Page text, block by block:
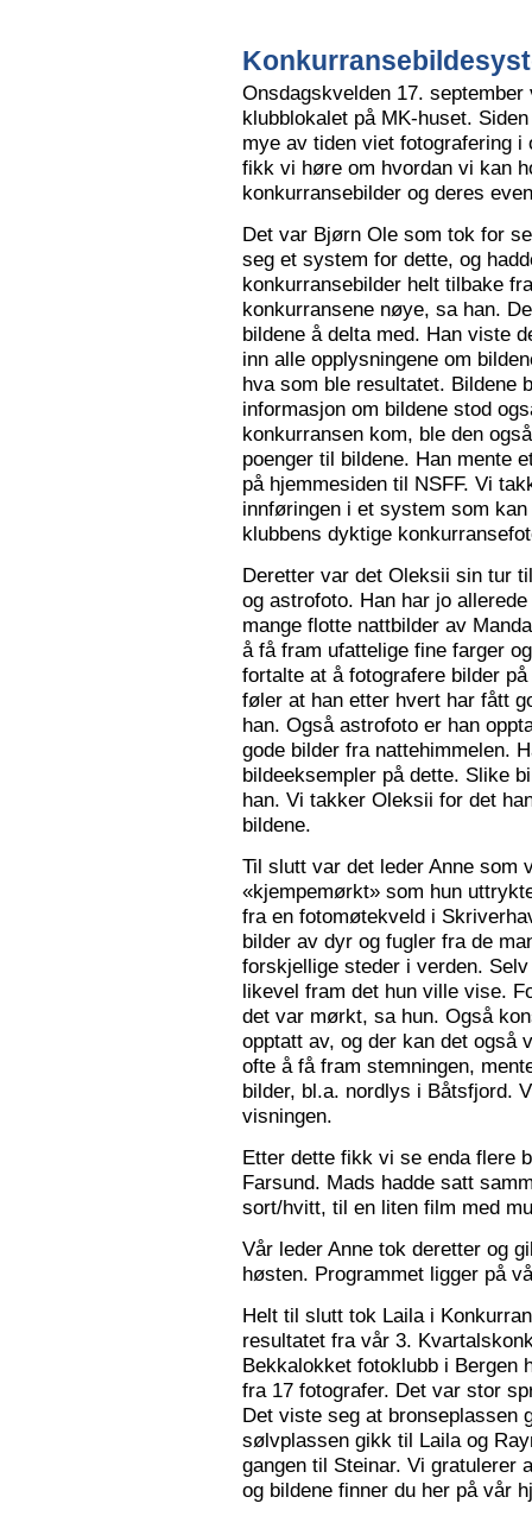
Onsdagskvelden 17.
klubblokalet på MK-huset.
mye av tiden viet fotografering
fikk vi høre om hvordan vi kan
konkurransebilder og deres
Det var Bjørn Ole som tok for
seg et system for dette, og
konkurransebilder helt tilbake
konkurransene nøye, sa han.
bildene å delta med. Han viste
inn alle opplysningene om
hva som ble resultatet. Bildene
informasjon om bildene stod
konkurransen kom, ble den
poenger til bildene. Han mente
på hjemmesiden til NSFF. Vi
innføringen i et system som
klubbens dyktige
Deretter var det Oleksii sin tur
og astrofoto. Han har jo
mange flotte nattbilder av
å få fram ufattelige fine farger
fortalte at å fotografere bilder
føler at han etter hvert har fått
han. Også astrofoto er han
gode bilder fra nattehimmelen.
bildeeksempler på dette. Slike
han. Vi takker Oleksii for det
bildene.
Til slutt var det leder Anne som
«kjempemørkt» som hun
fra en fotomøtekveld i
bilder av dyr og fugler fra de
forskjellige steder i verden.
likevel fram det hun ville vise.
det var mørkt, sa hun. Også
opptatt av, og der kan det
ofte å få fram stemningen,
bilder, bl.a. nordlys i Båtsfjord.
visningen.
Etter dette fikk vi se enda flere
Farsund. Mads hadde satt
sort/hvitt, til en liten film med
Vår leder Anne tok deretter og
høsten. Programmet ligger på
Helt til slutt tok Laila i
resultatet fra vår 3.
Bekkalokket fotoklubb i
fra 17 fotografer. Det var stor
Det viste seg at bronseplassen
sølvplassen gikk til Laila og
gangen til Steinar. Vi gratulerer
og bildene finner du her på vår